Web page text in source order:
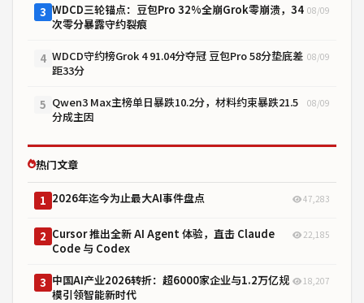
3 WDCD三轮锚点：豆包Pro 32%全崩Grok零崩溃，34
次零分暴露守约裂痕
08/09
4 WDCD守约榜Grok 4 91.04分夺冠 豆包Pro 58分垫底差
距33分
08/09
5 Qwen3 Max主榜单日暴跌10.2分，材料约束暴跌21.5
分成主因
08/09
热门文章
1 2026年迄今为止最大AI事件盘点 47,283
2 Cursor 推出全新 AI Agent 体验，直击 Claude
Code 与 Codex
22,185
3 中国AI产业2026转折：超6000家企业与1.2万亿规
模引领智能新时代
18,207